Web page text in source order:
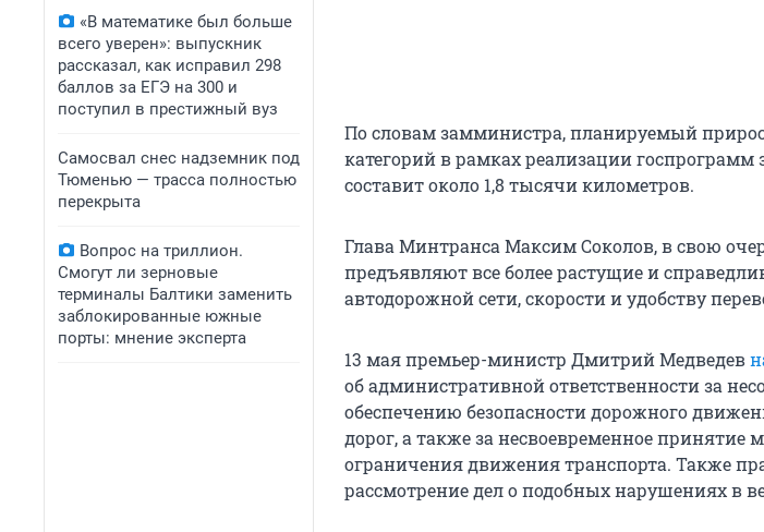
«В математике был больше
всего уверен»: выпускник
рассказал, как исправил 298
баллов за ЕГЭ на 300 и
поступил в престижный вуз
Самосвал снес надземник под
Тюменью — трасса полностью
перекрыта
Вопрос на триллион.
Смогут ли зерновые
терминалы Балтики заменить
заблокированные южные
порты: мнение эксперта
По словам замминистра, планируемый
категорий в рамках реализации госпрограмм
составит около 1,8 тысячи километров.
Глава Минтранса Максим Соколов, в свою
предъявляют все более растущие и
автодорожной сети, скорости и удобству
13 мая премьер-министр Дмитрий Медведев
об административной ответственности за
обеспечению безопасности дорожного
дорог, а также за несвоевременное принятие
ограничения движения транспорта. Также
рассмотрение дел о подобных нарушениях в